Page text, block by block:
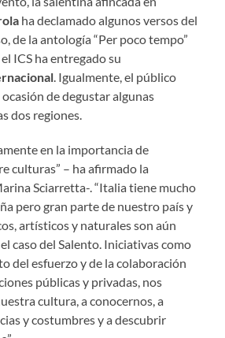
ha declamado algunos versos del
de la antología “Per poco tempo”
ICS ha entregado su
. Igualmente, el público
de degustar algunas
dos regiones.
en la importancia de
culturas” – ha afirmado la
Sciarretta-. “Italia tiene mucho
pero gran parte de nuestro país y
artísticos y naturales son aún
caso del Salento. Iniciativas como
del esfuerzo y de la colaboración
públicas y privadas, nos
cultura, a conocernos, a
y costumbres y a descubrir